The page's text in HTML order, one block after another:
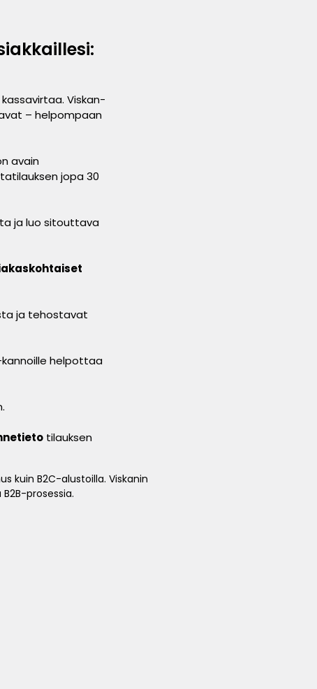
Viskan-
– helpompaan
avain
jopa 30
ja luo sitouttava
ja tehostavat
kannoille helpottaa
tilauksen
kuin B2C-alustoilla. Viskanin
prosessia.